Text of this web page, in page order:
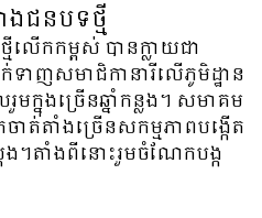
ជនបទថ្មី
ើកកម្ពស់ បានក្លាយជា
ទាញសមាជិកានារីលើភូមិដ្ឋាន
ក្នុងច្រើនឆ្នាំកន្លង។ សមាគម
ាត់តាំងច្រើនសកម្មភាពបង្កើត
។តាំងពីនោះរួមចំណែកបង្ក